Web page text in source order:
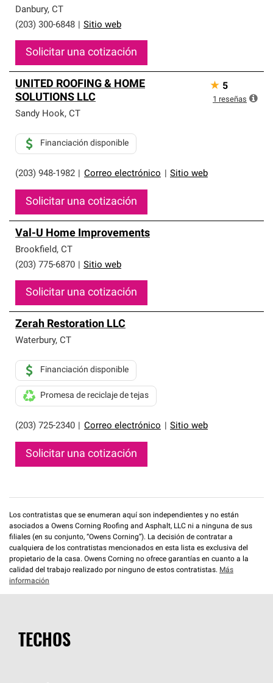
Danbury, CT
(203) 300-6848
Sitio web
Solicitar una cotización
UNITED ROOFING & HOME
SOLUTIONS LLC
Sandy Hook, CT
(203) 948-1982 Correo electrónico Sitio web
Financiación disponible
Solicitar una cotización
★ 5
1 reseñas
Val-U Home Improvements
Brookfield, CT
(203) 775-6870
Sitio web
Solicitar una cotización
Zerah Restoration LLC
Waterbury, CT
(203) 725-2340 Correo electrónico Sitio web
Financiación disponible
Promesa de reciclaje de tejas
Solicitar una cotización
Los contratistas que se enumeran aquí son independientes y no están
asociados a Owens Corning Roofing and Asphalt, LLC ni a ninguna de sus
filiales (en su conjunto, “Owens Corning”). La decisión de contratar a
cualquiera de los contratistas mencionados en esta lista es exclusiva del
propietario de la casa. Owens Corning no ofrece garantías en cuanto a la
calidad del trabajo realizado por ninguno de estos contratistas. Más
información
TECHOS